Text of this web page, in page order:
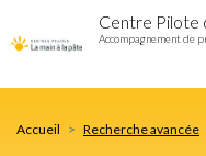
pour
au
contenu
Centre Pilote
Accompagnement de
Accueil Recherche avancée